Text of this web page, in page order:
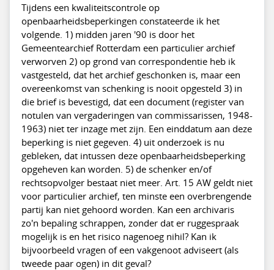
Tijdens een kwaliteitscontrole op
openbaarheidsbeperkingen constateerde ik het
volgende. 1) midden jaren '90 is door het
Gemeentearchief Rotterdam een particulier archief
verworven 2) op grond van correspondentie heb ik
vastgesteld, dat het archief geschonken is, maar een
overeenkomst van schenking is nooit opgesteld 3) in
die brief is bevestigd, dat een document (register van
notulen van vergaderingen van commissarissen, 1948-
1963) niet ter inzage met zijn. Een einddatum aan deze
beperking is niet gegeven. 4) uit onderzoek is nu
gebleken, dat intussen deze openbaarheidsbeperking
opgeheven kan worden. 5) de schenker en/of
rechtsopvolger bestaat niet meer. Art. 15 AW geldt niet
voor particulier archief, ten minste een overbrengende
partij kan niet gehoord worden. Kan een archivaris
zo'n bepaling schrappen, zonder dat er ruggespraak
mogelijk is en het risico nagenoeg nihil? Kan ik
bijvoorbeeld vragen of een vakgenoot adviseert (als
tweede paar ogen) in dit geval?